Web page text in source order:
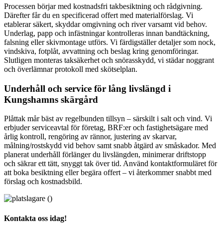
Processen börjar med kostnadsfri takbesiktning och rådgivning.
Därefter får du en specificerad offert med materialförslag. Vi
etablerar säkert, skyddar omgivning och river varsamt vid behov.
Underlag, papp och infästningar kontrolleras innan bandtäckning,
falsning eller skivmontage utförs. Vi färdigställer detaljer som nock,
vindskiva, fotplåt, avvattning och beslag kring genomföringar.
Slutligen monteras taksäkerhet och snörasskydd, vi städar noggrant
och överlämnar protokoll med skötselplan.
Underhåll och service för lång livslängd i
Kungshamns skärgård
Plåttak mår bäst av regelbunden tillsyn – särskilt i salt och vind. Vi
erbjuder serviceavtal för företag, BRF:er och fastighetsägare med
årlig kontroll, rengöring av rännor, justering av skarvar,
målning/rostskydd vid behov samt snabb åtgärd av småskador. Med
planerat underhåll förlänger du livslängden, minimerar driftstopp
och säkrar ett tätt, snyggt tak över tid. Använd kontaktformuläret för
att boka besiktning eller begära offert – vi återkommer snabbt med
förslag och kostnadsbild.
Kontakta oss idag!